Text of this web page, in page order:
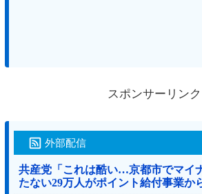
スポンサーリンク
外部配信
共産党「これは酷い…京都市でマイ
たない29万人がポイント給付事業か